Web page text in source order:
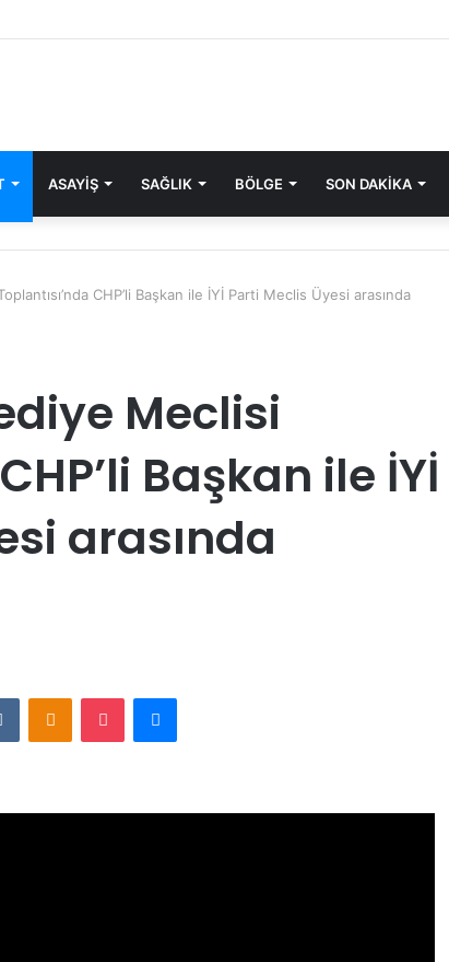
ASAYIŞ SAĞLIK BÖLGE SON DAKIKA
CHP’li Başkan ile İYİ Parti Meclis Üyesi arasında
Meclisi
Başkan ile İYİ
arasında
VKontakteOdnoklassniki
Pocket Messenger